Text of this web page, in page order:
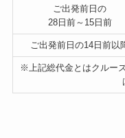
ご出発前日の
28日前～15日前
ご出発前日の14日前以
※上記総代金とはクルー